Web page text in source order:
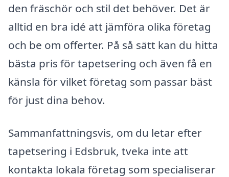
den fräschör och stil det behöver. Det är
alltid en bra idé att jämföra olika företag
och be om offerter. På så sätt kan du hitta
bästa pris för tapetsering och även få en
känsla för vilket företag som passar bäst
för just dina behov.
Sammanfattningsvis, om du letar efter
tapetsering i Edsbruk, tveka inte att
kontakta lokala företag som specialiserar